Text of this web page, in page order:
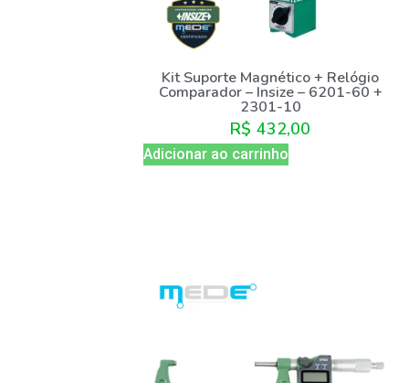
Kit Suporte Magnético + Relógio
Comparador – Insize – 6201-60 +
2301-10
R$ 432,00
Adicionar ao carrinho